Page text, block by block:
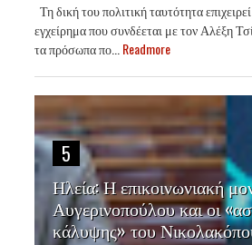
Τη δική του πολιτική ταυτότητα
εγχείρημα που συνδέεται με τον Αλέξη
τα πρόσωπα πο...Readmore
5
Ηλεία: Η επικοινωνιακή
Αυγερινοπούλου και οι
κάλυψης» του